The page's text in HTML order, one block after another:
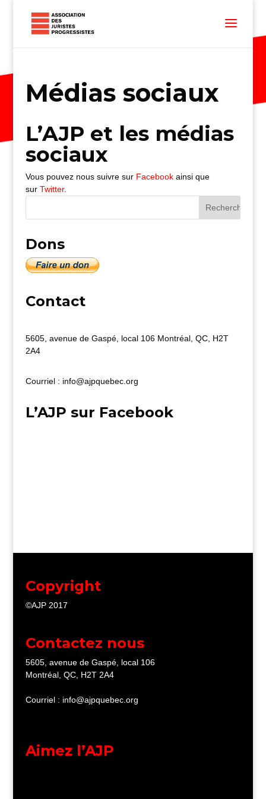
Médias sociaux
L’AJP et les médias
sociaux
Vous pouvez nous suivre sur Facebookainsi que
sur Twitter.
Dons
Contact
5605, avenue de Gaspé, local 106 Montréal, QC, H2T
2A4
Courriel : info@ajpquebec.org
L’AJP sur Facebook
Copyright
©AJP 2017
Contactez nous
5605, avenue de Gaspé, local 106
Montréal, QC, H2T 2A4
Courriel : info@ajpquebec.org
Aimez l’AJP